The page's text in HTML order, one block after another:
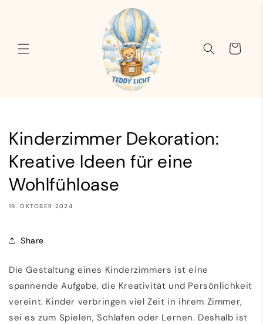
Warenkorb
Kinderzimmer Dekoration:
Kreative Ideen für eine
Wohlfühloase
19. OKTOBER 2024
Share
Die Gestaltung eines Kinderzimmers ist eine
spannende Aufgabe, die Kreativität und Persönlichkeit
vereint. Kinder verbringen viel Zeit in ihrem Zimmer,
sei es zum Spielen, Schlafen oder Lernen. Deshalb ist